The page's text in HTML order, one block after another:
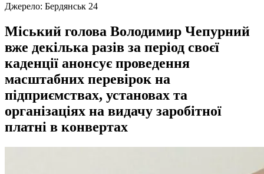
Джерело: Бердянськ 24
Міський голова Володимир Чепурний
вже декілька разів за період своєї
каденції анонсує проведення
масштабних перевірок на
підприємствах, установах та
організаціях на видачу заробітної
платні в конвертах